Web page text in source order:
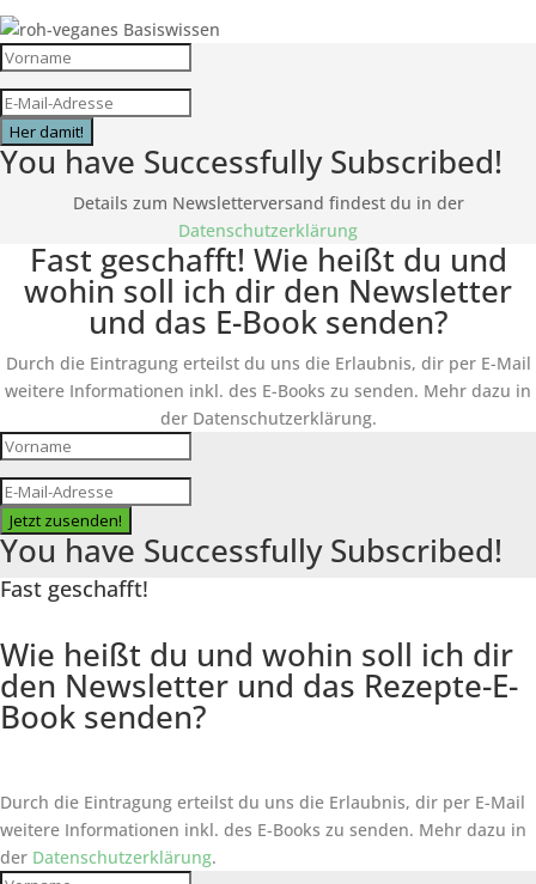
Her damit!
You have Successfully Subscribed!
Details zum Newsletterversand findest du in der
Datenschutzerklärung
Fast geschafft! Wie heißt du und
wohin soll ich dir den Newsletter
und das E-Book senden?
Durch die Eintragung erteilst du uns die Erlaubnis, dir per E-Mail
weitere Informationen inkl. des E-Books zu senden. Mehr dazu in
der Datenschutzerklärung.
Jetzt zusenden!
You have Successfully Subscribed!
Fast geschafft!
Wie heißt du und wohin soll ich dir
den Newsletter und das Rezepte-E-
Book senden?
Durch die Eintragung erteilst du uns die Erlaubnis, dir per E-Mail
weitere Informationen inkl. des E-Books zu senden. Mehr dazu in
der Datenschutzerklärung.